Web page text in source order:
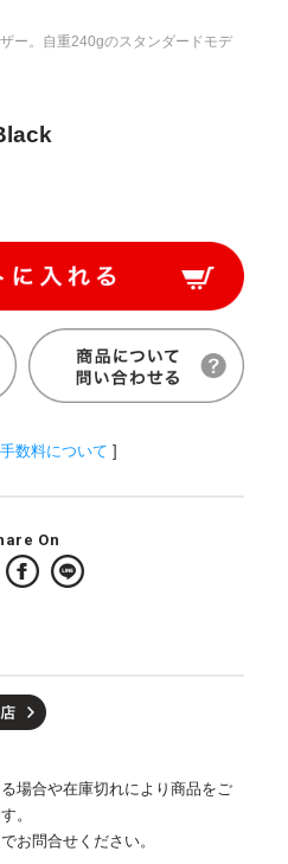
ー。自重240gのスタンダードモデ
数料について ]
On
場合や在庫切れにより商品をご
。
お問合せください。